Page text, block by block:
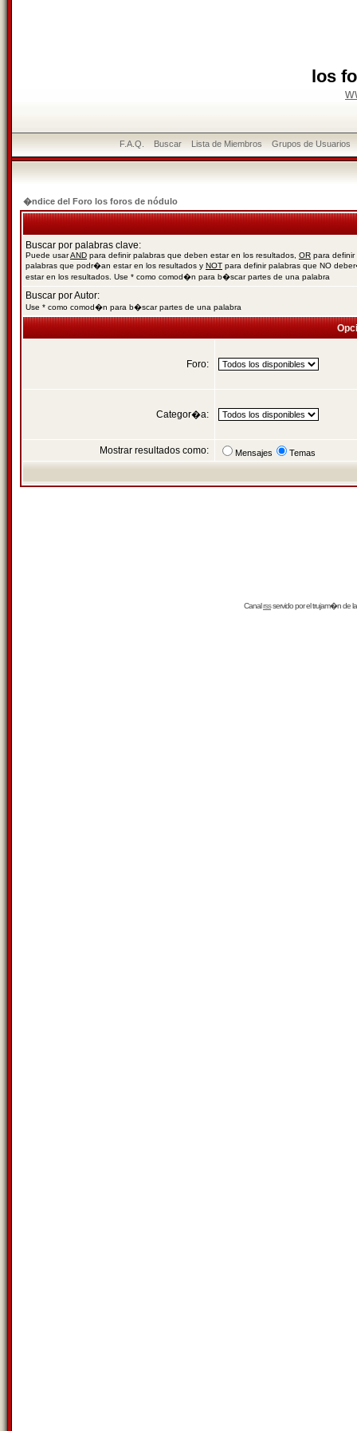
los
F.A.Q. Buscar Lista de Miembros Grupos de Usuarios
�ndice del Foro los foros de nódulo
Buscar por palabras clave:
Puede usarAND para definir palabras que deben estar en los resultados, OR para definir
palabras que podr�an estar en los resultados y NOT para definir palabras que NO
estar en los resultados. Use * como comod�n para b�scar partes de una palabra
Buscar por Autor:
Use * como comod�n para b�scar partes de una palabra
Foro:
Categor�a:
Mostrar resultados como: Mensajes Temas
Canalrssservido por eltrujam�nde